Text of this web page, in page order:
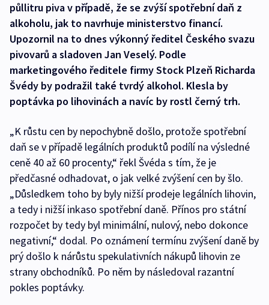
půllitru piva v případě, že se zvýší spotřební daň z
alkoholu, jak to navrhuje ministerstvo financí.
Upozornil na to dnes výkonný ředitel Českého svazu
pivovarů a sladoven Jan Veselý. Podle
marketingového ředitele firmy Stock Plzeň Richarda
Švédy by podražil také tvrdý alkohol. Klesla by
poptávka po lihovinách a navíc by rostl černý trh.
„K růstu cen by nepochybně došlo, protože spotřební
daň se v případě legálních produktů podílí na výsledné
ceně 40 až 60 procenty,“ řekl Švéda s tím, že je
předčasné odhadovat, o jak velké zvýšení cen by šlo.
„Důsledkem toho by byly nižší prodeje legálních lihovin,
a tedy i nižší inkaso spotřební daně. Přínos pro státní
rozpočet by tedy byl minimální, nulový, nebo dokonce
negativní,“ dodal. Po oznámení termínu zvýšení daně by
prý došlo k nárůstu spekulativních nákupů lihovin ze
strany obchodníků. Po něm by následoval razantní
pokles poptávky.